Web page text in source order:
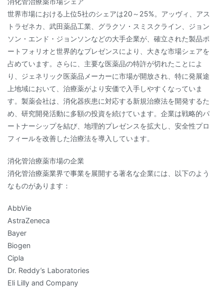
世界市場における上位5社のシェアは20～25%。アッヴィ、アス
トラゼネカ、武田薬品工業、グラクソ・スミスクライン、ジョン
ソン・エンド・ジョンソンなどの大手企業が、確立された製品ポ
ートフォリオと世界的なプレゼンスにより、大きな市場シェアを
占めています。さらに、主要な医薬品の特許が切れたことによ
り、ジェネリック医薬品メーカーに市場が開放され、特に発展途
上地域において、治療薬がより安価で入手しやすくなっていま
す。製薬会社は、消化器疾患に対応する新規治療法を開発するた
め、研究開発活動に多額の投資を続けています。企業は戦略的パ
ートナーシップを結び、地理的プレゼンスを拡大し、安全性プロ
フィールを改善した治療法を導入しています。
消化管治療薬市場の企業
消化管治療薬業界で事業を展開する著名な企業には、以下のよう
なものがあります：
AbbVie
AstraZeneca
Bayer
Biogen
Cipla
Dr. Reddy’s Laboratories
Eli Lilly and Company